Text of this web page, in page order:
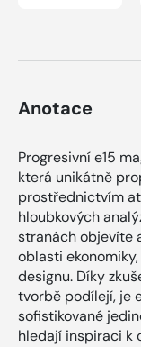
Anotace
Progresivní e15
která unikátně
prostřednictvím
hloubkových
stranách objevíte
oblasti
designu. Díky
tvorbě podílejí, je
sofistikované
hledají inspiraci k